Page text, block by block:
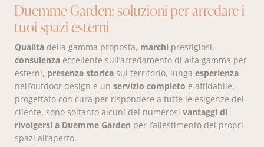
Duemme Garden: soluzioni per arredare i
tuoi spazi esterni
Qualità della gamma proposta, marchi prestigiosi,
consulenza eccellente sull’arredamento di alta gamma per
esterni, presenza storica sul territorio, lungaesperienza
nell’outdoor design e unservizio completo e affidabile,
progettato con cura per rispondere a tutte le esigenze del
cliente, sono soltanto alcuni dei numerosivantaggi di
rivolgersi a Duemme Garden per l’allestimento dei propri
spazi all’aperto.